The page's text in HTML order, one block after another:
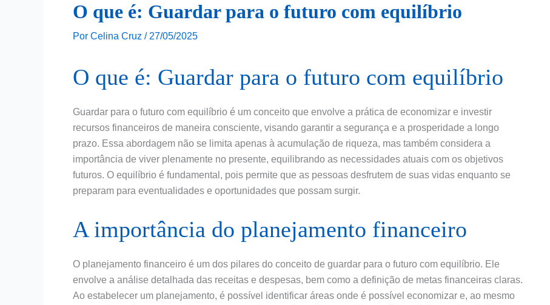
O que é: Guardar para o futuro com equilíbrio
Por Celina Cruz / 27/05/2025
O que é: Guardar para o futuro com equilíbrio
Guardar para o futuro com equilíbrio é um conceito que envolve a prática de economizar e investir
recursos financeiros de maneira consciente, visando garantir a segurança e a prosperidade a longo
prazo. Essa abordagem não se limita apenas à acumulação de riqueza, mas também considera a
importância de viver plenamente no presente, equilibrando as necessidades atuais com os objetivos
futuros. O equilíbrio é fundamental, pois permite que as pessoas desfrutem de suas vidas enquanto se
preparam para eventualidades e oportunidades que possam surgir.
A importância do planejamento financeiro
O planejamento financeiro é um dos pilares do conceito de guardar para o futuro com equilíbrio. Ele
envolve a análise detalhada das receitas e despesas, bem como a definição de metas financeiras claras.
Ao estabelecer um planejamento, é possível identificar áreas onde é possível economizar e, ao mesmo